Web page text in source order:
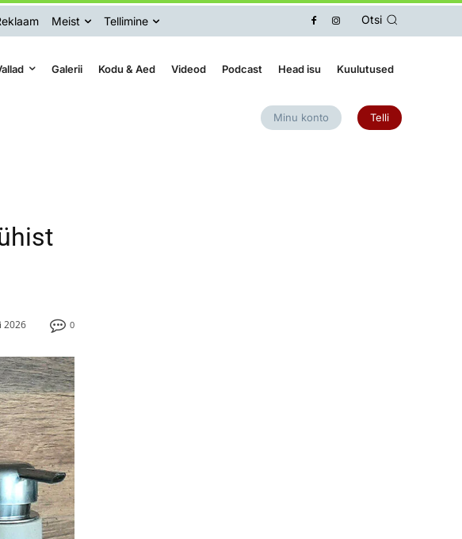
Meist Tellimine Otsi
Galerii Kodu & Aed Videod Podcast Head isu Kuulutused
Minu konto Telli
0
2026